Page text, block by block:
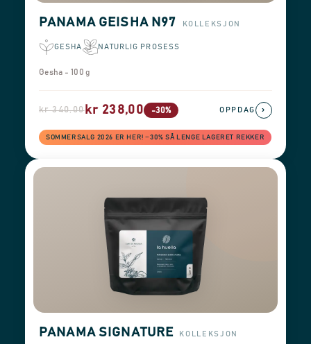
PANAMA GEISHA N97 KOLLEKSJON
GESHA NATURLIG PROSESS
Gesha - 100 g
kr 340,00kr 238,00 -30%
SOMMERSALG 2026 ER HER! −30% SÅ LENGE LAGERET REKKER
OPPDAG ›
PANAMA SIGNATURE KOLLEKSJON